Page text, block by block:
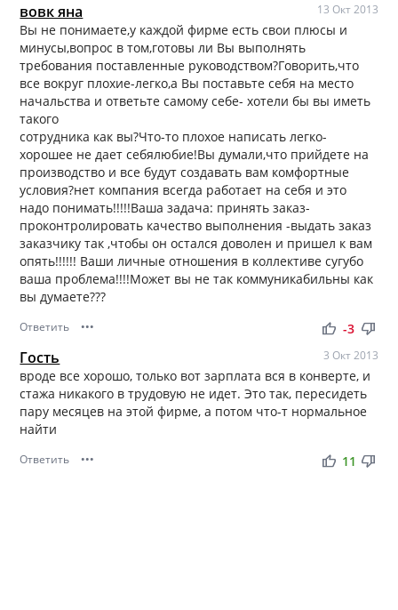
вовк яна 13 Окт 2013
Вы не понимаете,у каждой фирме есть свои плюсы и
минусы,вопрос в том,готовы ли Вы выполнять
требования поставленные руководством?Говорить,что
все вокруг плохие-легко,а Вы поставьте себя на место
начальства и ответьте самому себе- хотели бы вы иметь
такого
сотрудника как вы?Что-то плохое написать легко-
хорошее не дает себялюбие!Вы думали,что прийдете на
производство и все будут создавать вам комфортные
условия?нет компания всегда работает на себя и это
надо понимать!!!!!Ваша задача: принять заказ-
проконтролировать качество выполнения -выдать заказ
заказчику так ,чтобы он остался доволен и пришел к вам
опять!!!!!! Ваши личные отношения в коллективе сугубо
ваша проблема!!!!Может вы не так коммуникабильны как
вы думаете???
Ответить ••• thumb_up thumb_down
-3
Гость 3 Окт 2013
вроде все хорошо, только вот зарплата вся в конверте, и
стажа никакого в трудовую не идет. Это так, пересидеть
пару месяцев на этой фирме, а потом что-т нормальное
найти
Ответить ••• thumb_up thumb_down
11